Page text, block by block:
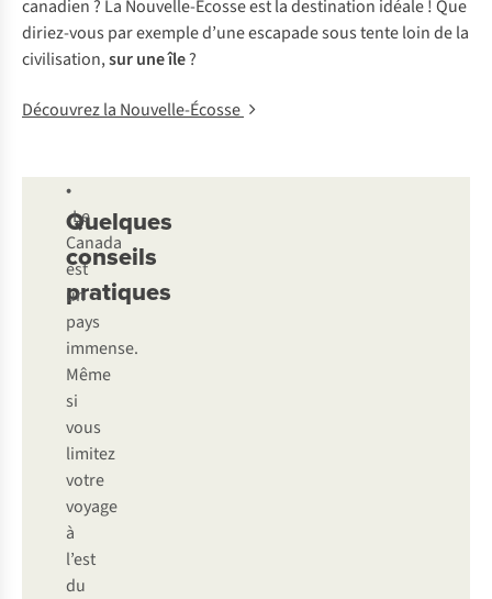
canadien ? La Nouvelle-Écosse est la destination idéale ! Que
diriez-vous par exemple d’une escapade sous tente loin de la
civilisation,sur une île?
Découvrez la Nouvelle-Écosse
Quelques
conseils
pratiques
•
Le
Canada
est
un
pays
immense.
Même
si
vous
limitez
votre
voyage
à
l’est
du